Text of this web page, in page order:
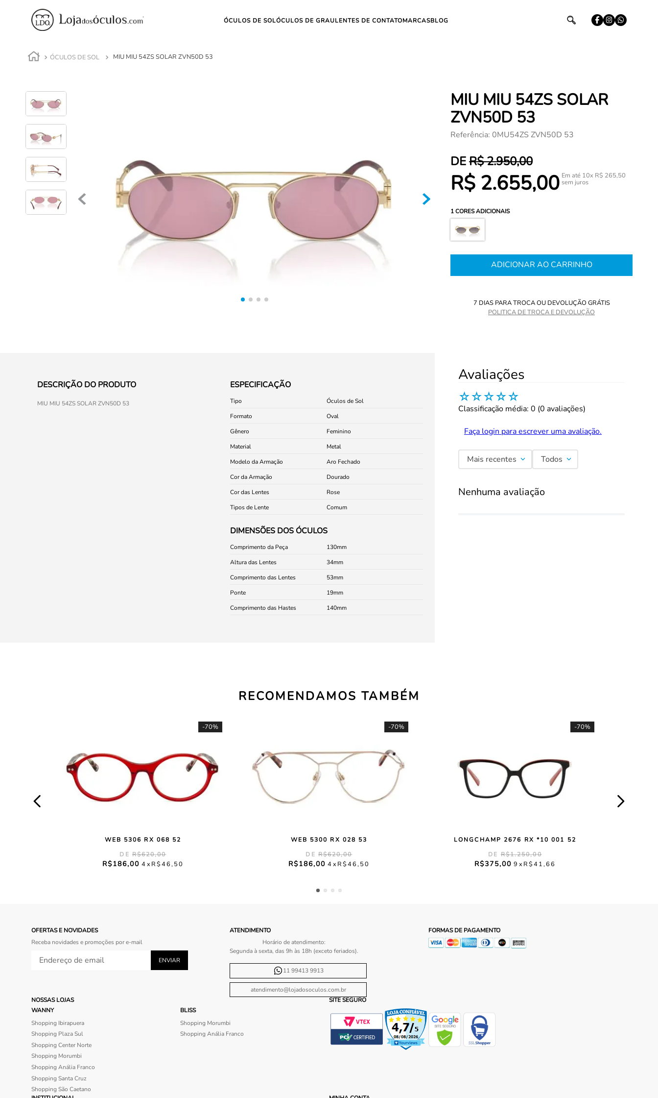
ÓCULOS DE SOLÓCULOS DE GRAULENTES DE CONTATOMARCASBLOG
ÓCULOS DE SOL MIU MIU 54ZS SOLAR ZVN50D 53
MIU MIU 54ZS SOLAR
ZVN50D 53
Referência: 0MU54ZS ZVN50D 53
R$2.950,00
R$ 2.655,00 Em até 10x R$ 265,50
sem juros
1CORES ADICIONAIS
ADICIONAR AO CARRINHO
7 DIAS PARA TROCA OU DEVOLUÇÃO GRÁTIS
POLITICA DE TROCA E DEVOLUÇÃO
DESCRIÇÃO DO PRODUTO
MIU MIU 54ZS SOLAR ZVN50D 53
ESPECIFICAÇÃO
Tipo
Óculos de Sol
Formato
Oval
Gênero
Feminino
Material
Metal
Modelo da Armação
Aro Fechado
Cor da Armação
Dourado
Cor das Lentes
Rose
Tipos de Lente
Comum
DIMENSÕES DOS ÓCULOS
Comprimento da Peça
130
Altura das Lentes
34
Comprimento das Lentes
53
Ponte
19
Comprimento das Hastes
140
Avaliações
☆☆☆☆☆
Classificação média: 0 (0 avaliações)
Faça login para escrever uma avaliação.
Mais recentes Todos
Nenhuma avaliação
RECOMENDAMOS TAMBÉM
-70%
WEB 5306 RX 068 52
R$620,00
R$186,00 4 R$46,50
-70%
WEB 5300 RX 028 53
R$620,00
R$186,00 4 R$46,50
-70%
LONGCHAMP 2676 RX *10 001 52
R$1.250,00
R$375,00 9 R$41,66
OFERTAS E NOVIDADES
Receba novidades e promoções por e-mail
ATENDIMENTO
Horário de atendimento:
Segunda à sexta, das 9h às 18h (exceto feriados).
11 99413 9913
atendimento@lojadosoculos.com.br
FORMAS DE PAGAMENTO
NOSSAS LOJAS
WANNY
Shopping Ibirapuera
Shopping Plaza Sul
Shopping Center Norte
Shopping Morumbi
Shopping Anália Franco
Shopping Santa Cruz
Shopping São Caetano
BLISS
Shopping Morumbi
Shopping Anália Franco
SITE SEGURO